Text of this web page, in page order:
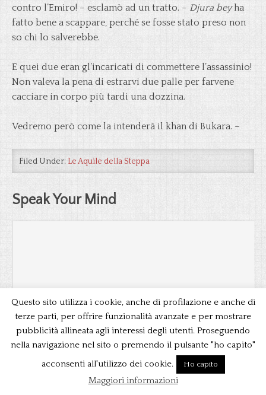
contro l’Emiro! – esclamò ad un tratto. – Djura beyha
fatto bene a scappare, perché se fosse stato preso non
so chi lo salverebbe.
E quei due eran gl’incaricati di commettere l’assassinio!
Non valeva la pena di estrarvi due palle per farvene
cacciare in corpo più tardi una dozzina.
Vedremo però come la intenderà il khan di Bukara. –
Filed Under: Le Aquile della Steppa
Speak Your Mind
*
*
Website
Questo sito utilizza i cookie, anche di profilazione e anche di
terze parti, per offrire funzionalità avanzate e per mostrare
pubblicità allineata agli interessi degli utenti. Proseguendo
nella navigazione nel sito o premendo il pulsante "ho capito"
acconsenti all'utilizzo dei cookie.
Ho capito
Maggiori informazioni